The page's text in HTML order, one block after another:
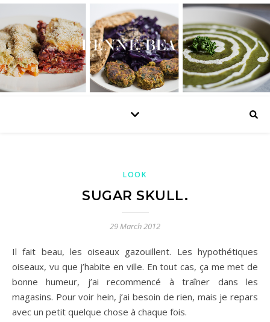
LOOK
SUGAR SKULL.
29 March 2012
Il fait beau, les oiseaux gazouillent. Les hypothétiques
oiseaux, vu que j’habite en ville. En tout cas, ça me met de
bonne humeur, j’ai recommencé à traîner dans les
magasins. Pour voir hein, j’ai besoin de rien, mais je repars
avec un petit quelque chose à chaque fois.